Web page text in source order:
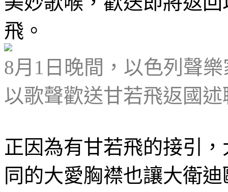
飛。
8月1日晚間，以色列聲
以歌聲歡送甘若飛返國
正因為有甘若飛的接引
同的大愛胸襟也讓大衛